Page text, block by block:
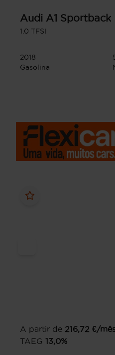
Audi A1 Sportback
1.0 TFSI
2018
Gasolina
A partir de 216,72 €/
TAEG 13,0%